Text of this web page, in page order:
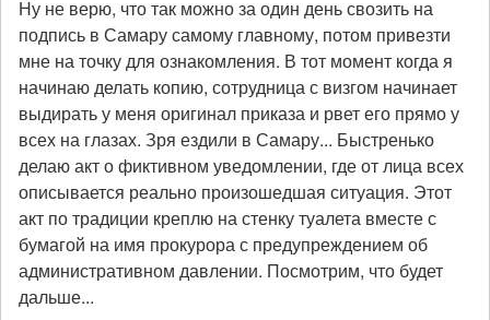
Ну не верю, что так можно за один день свозить на
подпись в Самару самому главному, потом привезти
мне на точку для ознакомления. В тот момент когда я
начинаю делать копию, сотрудница с визгом начинает
выдирать у меня оригинал приказа и рвет его прямо у
всех на глазах. Зря ездили в Самару... Быстренько
делаю акт о фиктивном уведомлении, где от лица всех
описывается реально произошедшая ситуация. Этот
акт по традиции креплю на стенку туалета вместе с
бумагой на имя прокурора с предупреждением об
административном давлении. Посмотрим, что будет
дальше...